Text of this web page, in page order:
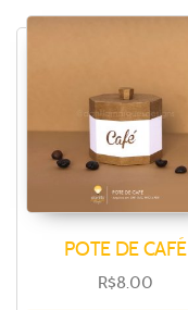
POTE DE CAFÉ
R$8.00